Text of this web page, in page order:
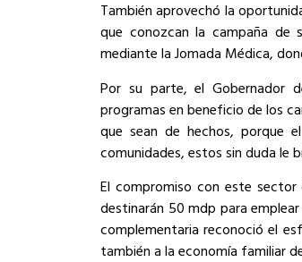
También aprovechó la
que conozcan la campaña de
mediante la Jomada Médica,
Por su parte, el Gobernador
programas en beneficio de los
que sean de hechos, porque
comunidades, estos sin duda le
El compromiso con este
destinarán 50 mdp para
complementaria reconoció el
también a la economía familiar